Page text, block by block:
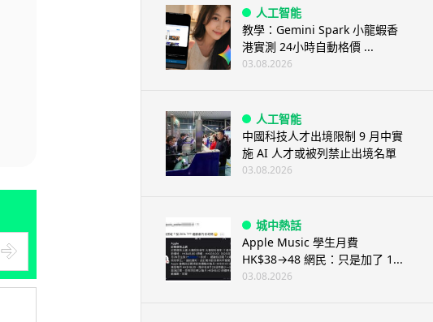
人工智能
教學：Gemini Spark 小龍蝦香
港實測 24小時自動格價 ...
03.08.2026
人工智能
中國科技人才出境限制 9 月中實
施 AI 人才或被列禁止出境名單
03.08.2026
城中熱話
Apple Music 學生月費
HK$38→48 網民：只是加了 1...
03.08.2026